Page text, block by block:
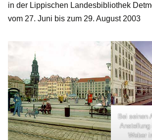
in der Lippischen Landesbibliothek
vom 27. Juni bis zum 29. August 2003
Bei seinen
Anstellung
Weber